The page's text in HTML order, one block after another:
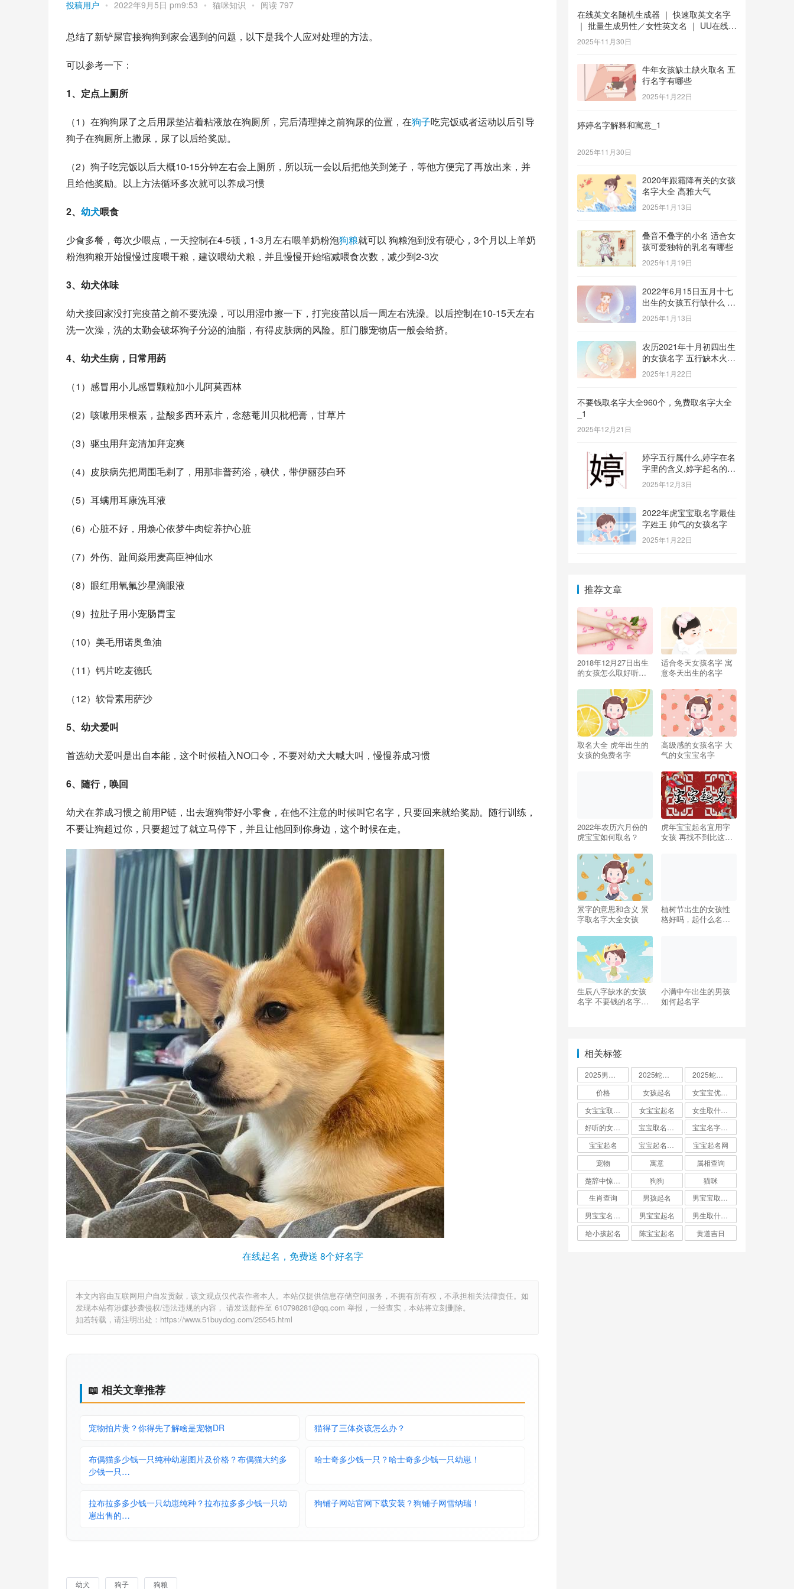
投稿用户 • 2022年9月5日 pm9:53 • 猫咪知识 • 阅读 797
总结了新铲屎官接狗狗到家会遇到的问题，以下是我个人应对处理的方法。
可以参考一下：
1、定点上厕所
（1）在狗狗尿了之后用尿垫沾着粘液放在狗厕所，完后清理掉之前狗尿的位置，在狗子吃完饭或者运动以后引导
狗子在狗厕所上撒尿，尿了以后给奖励。
（2）狗子吃完饭以后大概10-15分钟左右会上厕所，所以玩一会以后把他关到笼子，等他方便完了再放出来，并
且给他奖励。以上方法循环多次就可以养成习惯
2、 幼犬喂食
少食多餐，每次少喂点，一天控制在4-5顿，1-3月左右喂羊奶粉泡狗粮就可以 狗粮泡到没有硬心，3个月以上羊奶
粉泡狗粮开始慢慢过度喂干粮，建议喂幼犬粮，并且慢慢开始缩减喂食次数，减少到2-3次
3、幼犬体味
幼犬接回家没打完疫苗之前不要洗澡，可以用湿巾擦一下，打完疫苗以后一周左右洗澡。以后控制在10-15天左右
洗一次澡，洗的太勤会破坏狗子分泌的油脂，有得皮肤病的风险。 肛门腺宠物店一般会给挤。
4、幼犬生病，日常用药
（1）感冒用小儿感冒颗粒加小儿阿莫西林
（2）咳嗽用果根素，盐酸多西环素片，念慈菴川贝枇杷膏，甘草片
（3）驱虫用拜宠清加拜宠爽
（4）皮肤病先把周围毛剃了，用那非普药浴，碘伏，带伊丽莎白环
（5） 耳螨用耳康洗耳液
（6）心脏不好，用焕心依梦牛肉锭养护心脏
（7）外伤、趾间焱用麦高臣神仙水
（8）眼红用氧氟沙星滴眼液
（9）拉肚子用小宠肠胃宝
（10）美毛用诺奥鱼油
（11）钙片吃麦德氏
（12）软骨素用萨沙
5、幼犬爱叫
首选幼犬爱叫是出自本能，这个时候植入NO口令，不要对幼犬大喊大叫，慢慢养成习惯
6、随行，唤回
幼犬在养成习惯之前用P链，出去遛狗带好小零食，在他不注意的时候叫它名字，只要回来就给奖励。随行训练，
不要让狗超过你，只要超过了就立马停下，并且让他回到你身边，这个时候在走。
在线起名，免费送 8个好名字
本文内容由互联网用户自发贡献，该文观点仅代表作者本人。本站仅提供信息存储空间服务，不拥有所有权，不承担相关法律责任。如
发现本站有涉嫌抄袭侵权/违法违规的内容， 请发送邮件至 610798281@qq.com 举报，一经查实，本站将立刻删除。
如若转载，请注明出处：https://www.51buydog.com/25545.html
📖 相关文章推荐
宠物拍片贵？你得先了解啥是宠物DR 猫得了三体炎该怎么办？
布偶猫多少钱一只纯种幼崽图片及价格？布偶猫大约多
少钱一只…
哈士奇多少钱一只？哈士奇多少钱一只幼崽！
拉布拉多多少钱一只幼崽纯种？拉布拉多多少钱一只幼
崽出售的…
狗铺子网站官网下载安装？狗铺子网雪纳瑞！
幼犬 狗子 狗粮
在线英文名随机生成器 ｜ 快速取英文名字
｜ 批量生成男性／女性英文名 ｜ UU在线工
具 _1
2025年11月30日
牛年女孩缺土缺火取名 五
行名字有哪些
2025年1月22日
婷婷名字解释和寓意_1
2025年11月30日
2020年跟霜降有关的女孩
名字大全 高雅大气
2025年1月13日
叠音不叠字的小名 适合女
孩可爱独特的乳名有哪些
2025年1月19日
2022年6月15日五月十七
出生的女孩五行缺什么 补
金的名字推荐
2025年1月13日
农历2021年十月初四出生
的女孩名字 五行缺木火八
字免费取名
2025年1月22日
不要钱取名字大全960个，免费取名字大全
_1
2025年12月21日
婷字五行属什么,婷字在名
字里的含义,婷字起名的寓
意_1
2025年12月3日
2022年虎宝宝取名字最佳
字姓王 帅气的女孩名字
2025年1月22日
推荐文章
2018年12月27日出生
的女孩怎么取好听的
适合冬天女孩名字 寓
意冬天出生的名字
取名大全 虎年出生的
女孩的免费名字
高级感的女孩名字 大
气的女宝宝名字
2022年农历六月份的
虎宝宝如何取名？
虎年宝宝起名宜用字
女孩 再找不到比这更
景字的意思和含义 景
字取名字大全女孩
植树节出生的女孩性
格好吗，起什么名字
生辰八字缺水的女孩
名字 不要钱的名字推
小满中午出生的男孩
如何起名字
相关标签
价格
女孩起名
女宝宝起名
宝宝起名
宝宝起名网
宠物
寓意
属相查询
狗狗
猫咪
生肖查询
男孩起名
男宝宝起名
给小孩起名
陈宝宝起名 黄道吉日